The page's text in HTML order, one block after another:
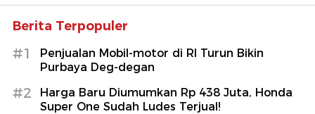
Berita Terpopuler
#1
Penjualan Mobil-motor di RI Turun Bikin
Purbaya Deg-degan
#2
Harga Baru Diumumkan Rp 438 Juta, Honda
Super One Sudah Ludes Terjual!